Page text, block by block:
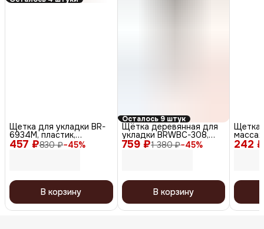
457 ₽830 ₽−45%
Щетка для укладки BR-
6934M, пластик,
коричневый
В корзину
Осталось 9 штук
759 ₽1 380 ₽−45%
Щётка деревянная для
укладки BRWBC-308,
коричневый
В корзину
242 ₽
Щетка